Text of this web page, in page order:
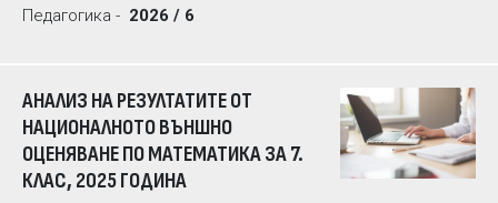
Педагогика - 2026 / 6
АНАЛИЗ НА РЕЗУЛТАТИТЕ ОТ
НАЦИОНАЛНОТО ВЪНШНО
ОЦЕНЯВАНЕ ПО МАТЕМАТИКА ЗА 7.
КЛАС, 2025 ГОДИНА